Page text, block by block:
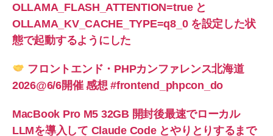
OLLAMA_FLASH_ATTENTION=true と
OLLAMA_KV_CACHE_TYPE=q8_0 を設定した状
態で起動するようにした
フロントエンド・PHPカンファレンス北海道
2026@6/6開催 感想 #frontend_phpcon_do
MacBook Pro M5 32GB 開封後最速でローカル
LLMを導入して Claude Code とやりとりするまで